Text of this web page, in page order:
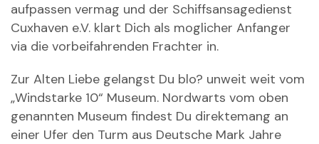
aufpassen vermag und der Schiffsansagedienst
Cuxhaven e.V. klart Dich als moglicher Anfanger
via die vorbeifahrenden Frachter in.
Zur Alten Liebe gelangst Du blo? unweit weit vom
„Windstarke 10“ Museum. Nordwarts vom oben
genannten Museum findest Du direktemang an
einer Ufer den Turm aus Deutsche Mark Jahre